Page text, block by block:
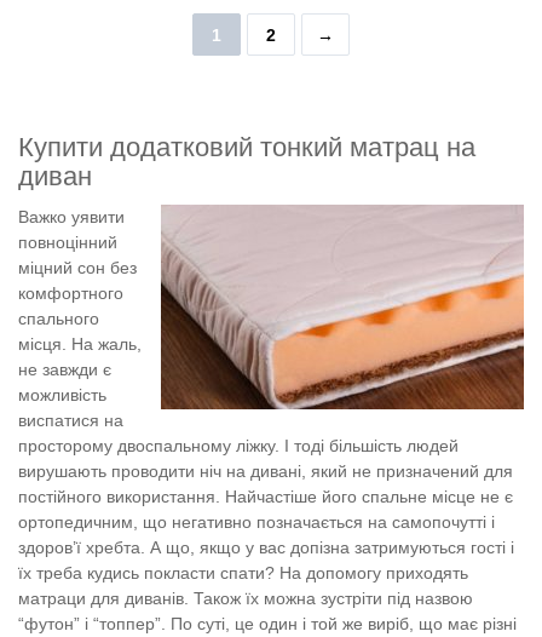
1 2 →
Купити додатковий тонкий матрац на
диван
Важко уявити
повноцінний
міцний сон без
комфортного
спального
місця. На жаль,
не завжди є
можливість
виспатися на
просторому двоспальному ліжку. І тоді більшість людей
вирушають проводити ніч на дивані, який не призначений для
постійного використання. Найчастіше його спальне місце не є
ортопедичним, що негативно позначається на самопочутті і
здоров’ї хребта. А що, якщо у вас допізна затримуються гості і
їх треба кудись покласти спати? На допомогу приходять
матраци для диванів. Також їх можна зустріти під назвою
“футон” і “топпер”. По суті, це один і той же виріб, що має різні